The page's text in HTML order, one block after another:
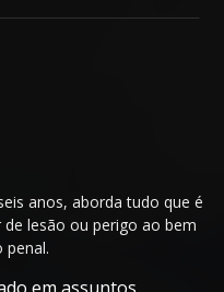
anos, aborda tudo que é
lesão ou perigo ao bem
penal.